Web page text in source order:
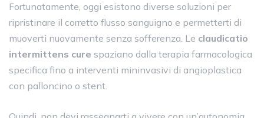
Fortunatamente, oggi esistono diverse soluzioni per
ripristinare il corretto flusso sanguigno e permetterti di
muoverti nuovamente senza sofferenza. Le claudicatio
intermittens cure spaziano dalla terapia farmacologica
specifica fino a interventi mininvasivi di angioplastica
con palloncino o stent.